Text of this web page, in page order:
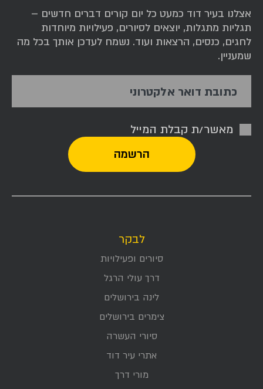
אצלנו בעיר דוד כמעט כל יום קורים דברים חדשים –
תגליות מתגלות, יוצאים לסיורים, פעילויות מיוחדות
לחגים, כנסים, הרצאות ועוד. נשמח לעדכן אותך בכל מה
שמעניין.
כתובת דואר אלקטרוני
מאשר/ת קבלת המייל
לבקר
סיורים ופעילויות
דרך עולי הרגל
לינה בירושלים
צימרים בירושלים
סיורי העשרה
אתרי עיר דוד
מורי דרך